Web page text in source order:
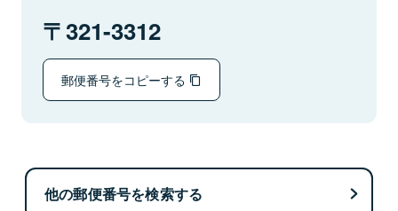
321-3312
郵便番号をコピーする
他の郵便番号を検索する